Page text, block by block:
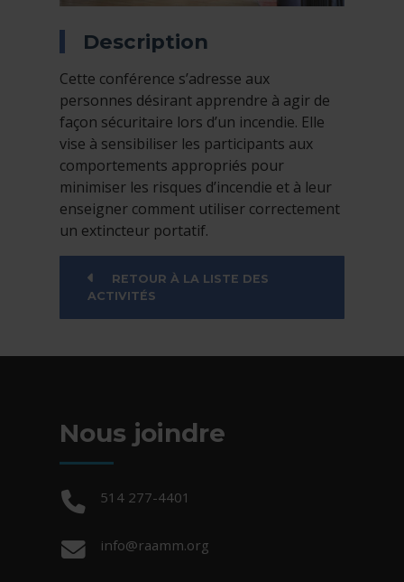
Description
Cette conférence s’adresse aux
personnes désirant apprendre à agir de
façon sécuritaire lors d’un incendie. Elle
vise à sensibiliser les participants aux
comportements appropriés pour
minimiser les risques d’incendie et à leur
enseigner comment utiliser correctement
un extincteur portatif.
RETOUR À LA LISTE DES
ACTIVITÉS
Nous joindre
Téléphone :
514 277-4401
Courriel :
info@raamm.org